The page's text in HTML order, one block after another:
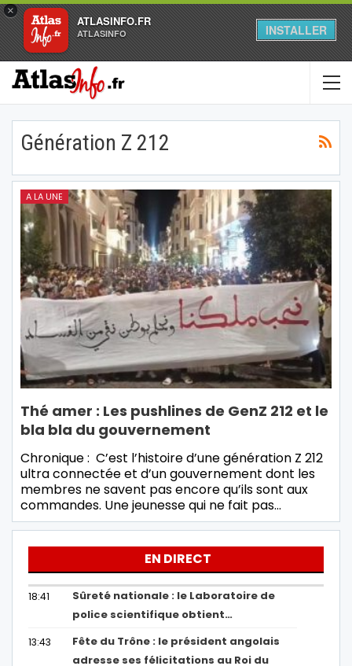
×
ATLASINFO.FR
ATLASINFO INSTALLER
Génération Z 212
A LA UNE
Thé amer : Les pushlines de GenZ 212 et le
bla bla du gouvernement
Chronique : C’est l’histoire d’une génération Z 212
ultra connectée et d’un gouvernement dont les
membres ne savent pas encore qu’ils sont aux
commandes. Une jeunesse qui ne fait pas…
EN DIRECT
18:41
Sûreté nationale : le Laboratoire de
police scientifique obtient…
13:43
Fête du Trône : le président angolais
adresse ses félicitations au Roi du